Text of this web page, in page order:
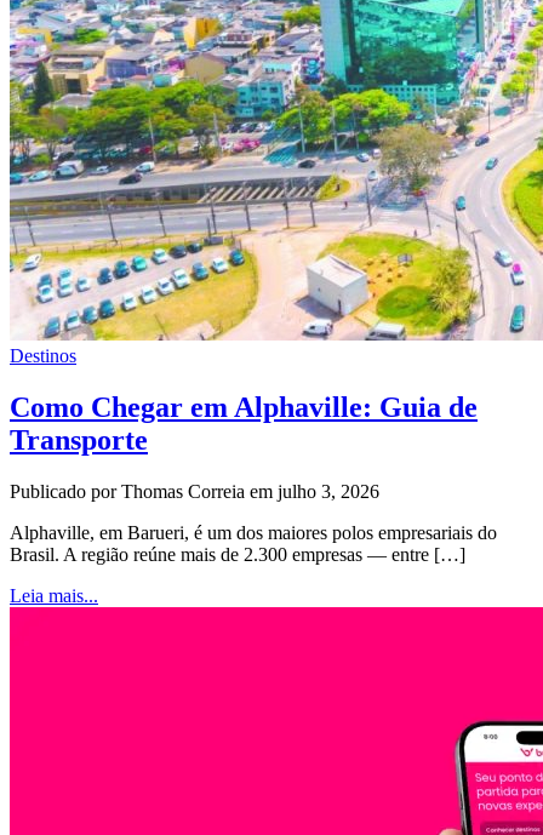
Destinos
Como Chegar em Alphaville: Guia de
Transporte
Publicado por Thomas Correia em julho 3, 2026
Alphaville, em Barueri, é um dos maiores polos empresariais do
Brasil. A região reúne mais de 2.300 empresas — entre […]
Leia mais...